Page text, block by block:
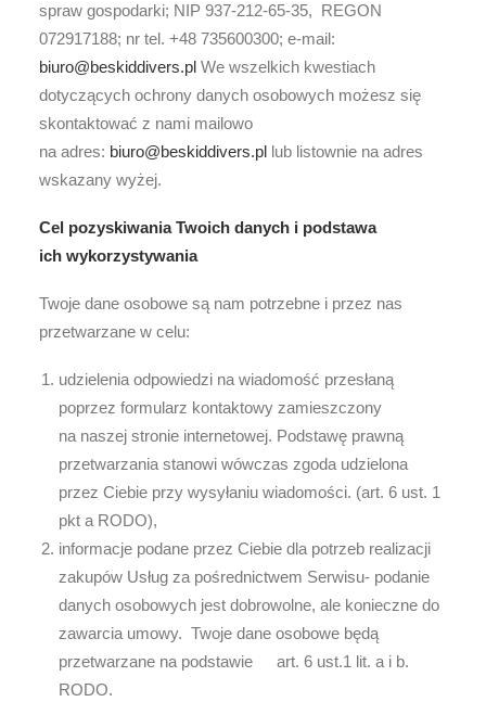
spraw gospodarki; NIP 937-212-65-35, REGON
072917188; nr tel. +48 735600300; e-mail:
biuro@beskiddivers.pl We wszelkich kwestiach
dotyczących ochrony danych osobowych możesz się
skontaktować z nami mailowo
na adres: biuro@beskiddivers.pl lub listownie na adres
wskazany wyżej.
Cel pozyskiwania Twoich danych i podstawa
ich wykorzystywania
Twoje dane osobowe są nam potrzebne i przez nas
przetwarzane w celu:
udzielenia odpowiedzi na wiadomość przesłaną
poprzez formularz kontaktowy zamieszczony
na naszej stronie internetowej. Podstawę prawną
przetwarzania stanowi wówczas zgoda udzielona
przez Ciebie przy wysyłaniu wiadomości. (art. 6 ust. 1
pkt a RODO),
informacje podane przez Ciebie dla potrzeb realizacji
zakupów Usług za pośrednictwem Serwisu- podanie
danych osobowych jest dobrowolne, ale konieczne do
zawarcia umowy. Twoje dane osobowe będą
przetwarzane na podstawie
art. 6 ust.1 lit. a i b.
RODO.